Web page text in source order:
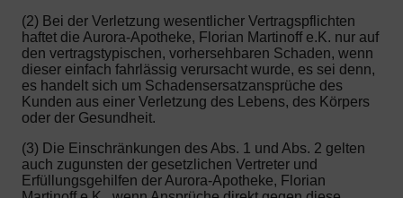
(2) Bei der Verletzung wesentlicher Vertragspflichten
haftet die Aurora-Apotheke, Florian Martinoff e.K. nur auf
den vertragstypischen, vorhersehbaren Schaden, wenn
dieser einfach fahrlässig verursacht wurde, es sei denn,
es handelt sich um Schadensersatzansprüche des
Kunden aus einer Verletzung des Lebens, des Körpers
oder der Gesundheit.
(3) Die Einschränkungen des Abs. 1 und Abs. 2 gelten
auch zugunsten der gesetzlichen Vertreter und
Erfüllungsgehilfen der Aurora-Apotheke, Florian